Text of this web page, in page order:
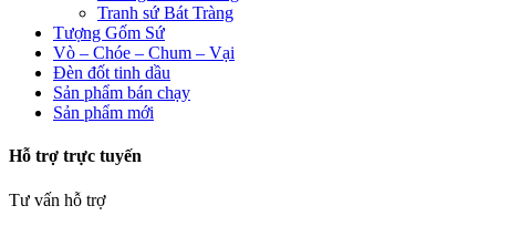
Tranh sứ Bát Tràng
Tượng Gốm Sứ
Vò – Chóe – Chum – Vại
Đèn đốt tinh dầu
Sản phẩm bán chạy
Sản phẩm mới
Hỗ trợ trực tuyến
Tư vấn hỗ trợ